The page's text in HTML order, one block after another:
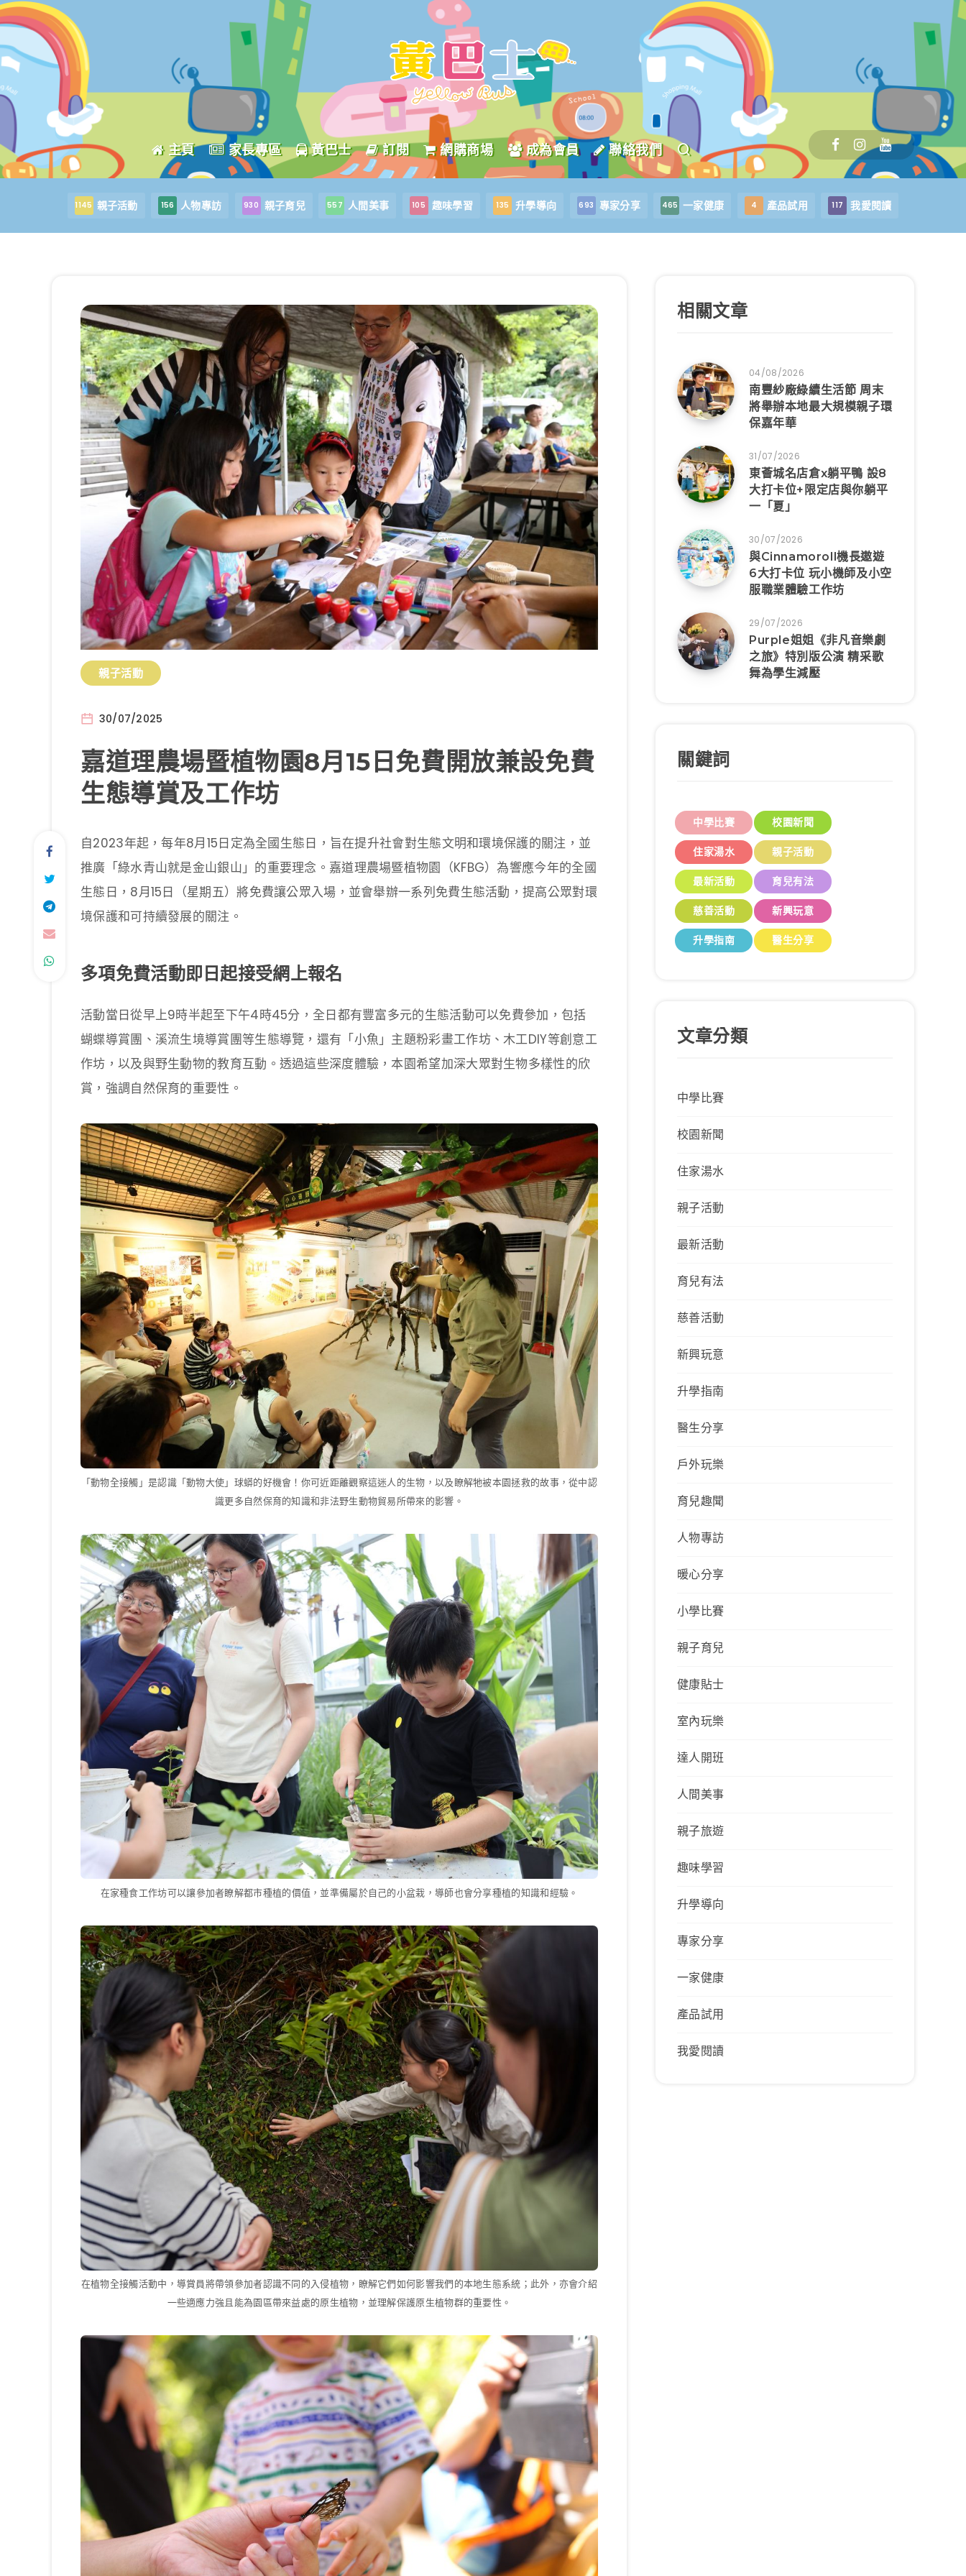
主頁 家長專區 黃巴士 訂閱 網購商場 成為會員 聯絡我們
1145 親子活動 156 人物專訪 930 親子育兒 557 人間美事 105 趣味學習 135 升學導向 693 專家分享 465 一家健康 4 產品試用 117 我愛閱讀
親子活動
30/07/2025
嘉道理農場暨植物園8月15日免費開放兼設免費
生態導賞及工作坊
自2023年起，每年8月15日定為全國生態日，旨在提升社會對生態文明和環境保護的關注，並
推廣「綠水青山就是金山銀山」的重要理念。嘉道理農場暨植物園（KFBG）為響應今年的全國
生態日，8月15日（星期五）將免費讓公眾入場，並會舉辦一系列免費生態活動，提高公眾對環
境保護和可持續發展的關注。
多項免費活動即日起接受網上報名
活動當日從早上9時半起至下午4時45分，全日都有豐富多元的生態活動可以免費參加，包括
蝴蝶導賞團、溪流生境導賞團等生態導覽，還有「小魚」主題粉彩畫工作坊、木工DIY等創意工
作坊，以及與野生動物的教育互動。透過這些深度體驗，本園希望加深大眾對生物多樣性的欣
賞，強調自然保育的重要性。
「動物全接觸」是認識「動物大使」球蟒的好機會！你可近距離觀察這迷人的生物，以及瞭解牠被本園拯救的故事，從中認
識更多自然保育的知識和非法野生動物貿易所帶來的影響。
在家種食工作坊可以讓參加者瞭解都市種植的價值，並準備屬於自己的小盆栽，導師也會分享種植的知識和經驗。
在植物全接觸活動中，導賞員將帶領參加者認識不同的入侵植物，瞭解它們如何影響我們的本地生態系統；此外，亦會介紹
一些適應力強且能為園區帶來益處的原生植物，並理解保護原生植物群的重要性。
相關文章
04/08/2026
南豐紗廠綠續生活節 周末
將舉辦本地最大規模親子環
保嘉年華
31/07/2026
東薈城名店倉x躺平鴨 設8
大打卡位+限定店與你躺平
一「夏」
30/07/2026
與Cinnamoroll機長遨遊
6大打卡位 玩小機師及小空
服職業體驗工作坊
29/07/2026
Purple姐姐《非凡音樂劇
之旅》特別版公演 精采歌
舞為學生減壓
關鍵詞
中學比賽 校園新聞
住家湯水 親子活動
最新活動 育兒有法
慈善活動 新興玩意
升學指南 醫生分享
文章分類
中學比賽
校園新聞
住家湯水
親子活動
最新活動
育兒有法
慈善活動
新興玩意
升學指南
醫生分享
戶外玩樂
育兒趣聞
人物專訪
暖心分享
小學比賽
親子育兒
健康貼士
室內玩樂
達人開班
人間美事
親子旅遊
趣味學習
升學導向
專家分享
一家健康
產品試用
我愛閱讀